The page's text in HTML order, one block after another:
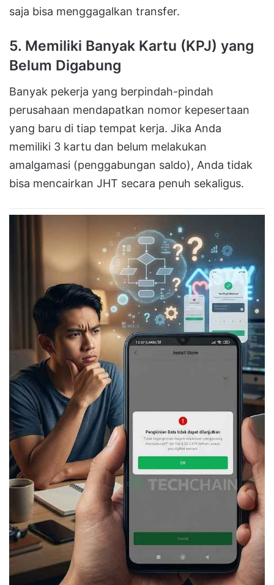
saja bisa menggagalkan transfer.
5. Memiliki Banyak Kartu (KPJ) yang
Belum Digabung
Banyak pekerja yang berpindah-pindah
perusahaan mendapatkan nomor kepesertaan
yang baru di tiap tempat kerja. Jika Anda
memiliki 3 kartu dan belum melakukan
amalgamasi (penggabungan saldo), Anda tidak
bisa mencairkan JHT secara penuh sekaligus.